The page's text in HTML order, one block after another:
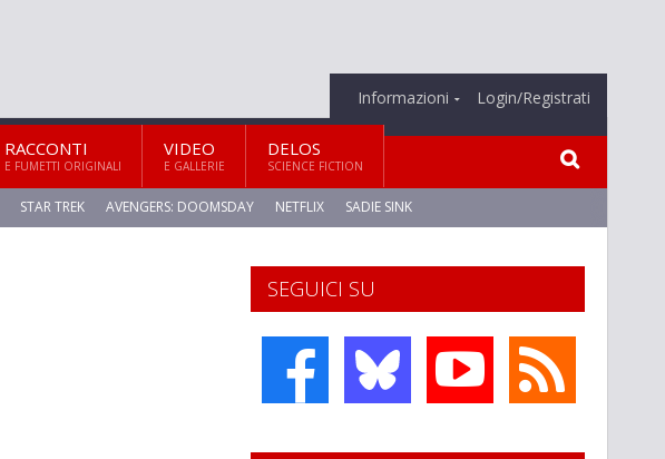
Informazioni Login/Registrati
RACCONTI
E FUMETTI ORIGINALI
VIDEO
E GALLERIE
DELOS
SCIENCE FICTION
STAR TREK AVENGERS: DOOMSDAY NETFLIX SADIE SINK
SEGUICI SU